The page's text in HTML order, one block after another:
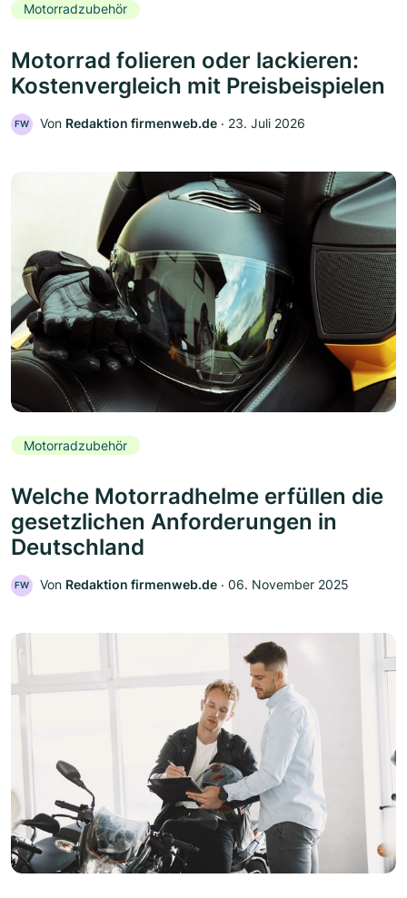
Motorradzubehör
Motorrad folieren oder lackieren:
Kostenvergleich mit Preisbeispielen
FW Von Redaktion firmenweb.de ‧ 23. Juli 2026
Motorradzubehör
Welche Motorradhelme erfüllen die
gesetzlichen Anforderungen in
Deutschland
FW Von Redaktion firmenweb.de ‧ 06. November 2025